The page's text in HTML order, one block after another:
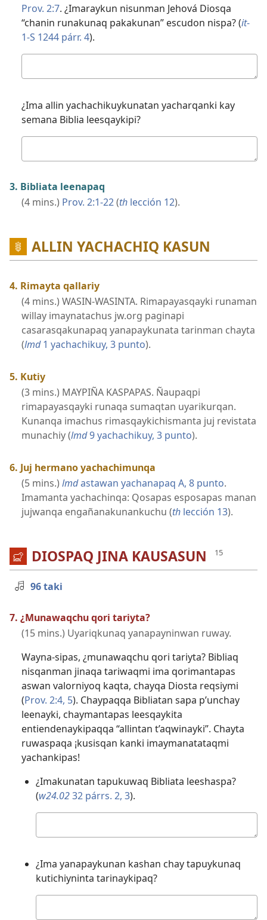
Prov. 2:7. ¿Imaraykun nisunman Jehová Diosqa
“chanin runakunaq pakakunan” escudon nispa? (it-
1-S 1244 párr. 4).
¿Ima allin yachachikuykunatan yacharqanki kay
semana Biblia leesqaykipi?
3. Bibliata leenapaq
(4 mins.) Prov. 2:​1-22(th lección 12).
ALLIN YACHACHIQ KASUN
4. Rimayta qallariy
(4 mins.) WASIN-WASINTA. Rimapayasqayki runaman
willay imaynatachus jw.org paginapi
casarasqakunapaq yanapaykunata tarinman chayta
(lmd1 yachachikuy, 3 punto).
5. Kutiy
(3 mins.) MAYPIÑA KASPAPAS. Ñaupaqpi
rimapayasqayki runaqa sumaqtan uyarikurqan.
Kunanqa imachus rimasqaykichismanta juj revistata
munachiy (lmd9 yachachikuy, 3 punto).
6. Juj hermano yachachimunqa
(5 mins.) lmdastawan yachanapaq A, 8 punto.
Imamanta yachachinqa: Qosapas esposapas manan
jujwanqa engañanakunankuchu (th lección 13).
DIOSPAQ JINA KAUSASUN
96 taki
7. ¿Munawaqchu qori tariyta?
(15 mins.) Uyariqkunaq yanapayninwan ruway.
Wayna-sipas, ¿munawaqchu qori tariyta? Bibliaq
nisqanman jinaqa tariwaqmi ima qorimantapas
aswan valorniyoq kaqta, chayqa Diosta reqsiymi
(Prov. 2:​4, 5). Chaypaqqa Bibliatan sapa p’unchay
leenayki, chaymantapas leesqaykita
entiendenaykipaqqa “allintan t’aqwinayki”. Chayta
ruwaspaqa ¡kusisqan kanki imaymanatataqmi
yachankipas!
¿Imakunatan tapukuwaq Bibliata leeshaspa?
(w24.0232 párrs. 2, 3).
¿Ima yanapaykunan kashan chay tapuykunaq
kutichiyninta tarinaykipaq?